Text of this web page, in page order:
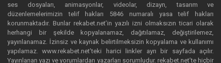
ses dosyaları, animasyonlar, videolar, dizayn, tasarım ve
düzenlemelerimizin telif hakları 5846 numaralı yasa telif hakları
korunmaktadır. Bunlar rekabet.net’in yazılı izni olmaksızın ticari olarak
herhangi bir şekilde kopyalanamaz, dağıtılamaz, değiştirilemez,
yayınlanamaz. İzinsiz ve kaynak belirtilmeksizin kopyalama ve kullanımı
yapılamaz. www.rekabet.net’teki harici linkler ayrı bir sayfada açılır.
Yayınlanan yazı ve yorumlardan yazarları sorumludur. rekabet.net’te hiçbir